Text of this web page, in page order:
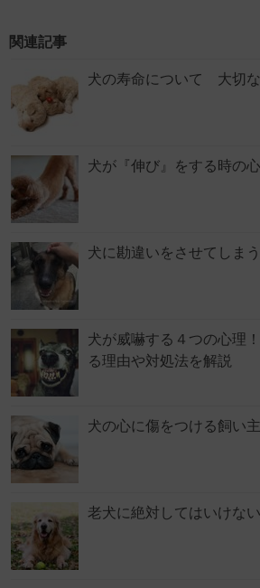
関連記事
犬の寿命について 大切
犬が『伸び』をする時の
犬に勘違いをさせてしま
犬が威嚇する４つの心理
る理由や対処法を解説
犬の心に傷をつける飼い
老犬に絶対してはいけな